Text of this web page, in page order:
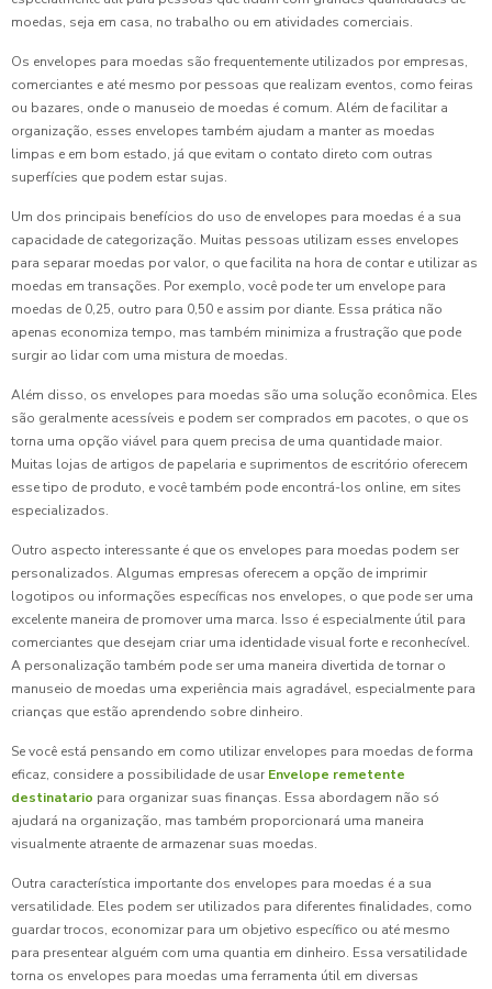
moedas, seja em casa, no trabalho ou em atividades comerciais.
Os envelopes para moedas são frequentemente utilizados por empresas,
comerciantes e até mesmo por pessoas que realizam eventos, como feiras
ou bazares, onde o manuseio de moedas é comum. Além de facilitar a
organização, esses envelopes também ajudam a manter as moedas
limpas e em bom estado, já que evitam o contato direto com outras
superfícies que podem estar sujas.
Um dos principais benefícios do uso de envelopes para moedas é a sua
capacidade de categorização. Muitas pessoas utilizam esses envelopes
para separar moedas por valor, o que facilita na hora de contar e utilizar as
moedas em transações. Por exemplo, você pode ter um envelope para
moedas de 0,25, outro para 0,50 e assim por diante. Essa prática não
apenas economiza tempo, mas também minimiza a frustração que pode
surgir ao lidar com uma mistura de moedas.
Além disso, os envelopes para moedas são uma solução econômica. Eles
são geralmente acessíveis e podem ser comprados em pacotes, o que os
torna uma opção viável para quem precisa de uma quantidade maior.
Muitas lojas de artigos de papelaria e suprimentos de escritório oferecem
esse tipo de produto, e você também pode encontrá-los online, em sites
especializados.
Outro aspecto interessante é que os envelopes para moedas podem ser
personalizados. Algumas empresas oferecem a opção de imprimir
logotipos ou informações específicas nos envelopes, o que pode ser uma
excelente maneira de promover uma marca. Isso é especialmente útil para
comerciantes que desejam criar uma identidade visual forte e reconhecível.
A personalização também pode ser uma maneira divertida de tornar o
manuseio de moedas uma experiência mais agradável, especialmente para
crianças que estão aprendendo sobre dinheiro.
Se você está pensando em como utilizar envelopes para moedas de forma
eficaz, considere a possibilidade de usar Envelope remetente
destinatario para organizar suas finanças. Essa abordagem não só
ajudará na organização, mas também proporcionará uma maneira
visualmente atraente de armazenar suas moedas.
Outra característica importante dos envelopes para moedas é a sua
versatilidade. Eles podem ser utilizados para diferentes finalidades, como
guardar trocos, economizar para um objetivo específico ou até mesmo
para presentear alguém com uma quantia em dinheiro. Essa versatilidade
torna os envelopes para moedas uma ferramenta útil em diversas